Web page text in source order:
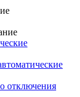
отключения